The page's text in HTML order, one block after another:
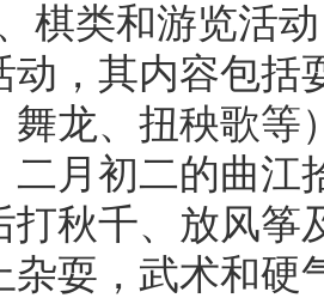
棋类和游览活
动，其内容包括
舞龙、扭秧歌等
二月初二的曲江
打秋千、放风筝
杂耍，武术和硬